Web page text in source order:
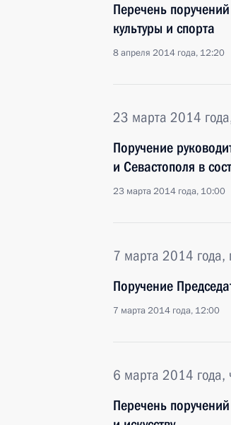
Перечень
культуры и спорта
8 апреля 2014 года, 12:20
23 марта 2014
Поручение
и Севастополя в
23 марта 2014 года, 10:00
7 марта 2014 года,
Поручение
7 марта 2014 года, 12:00
6 марта 2014 года,
Перечень